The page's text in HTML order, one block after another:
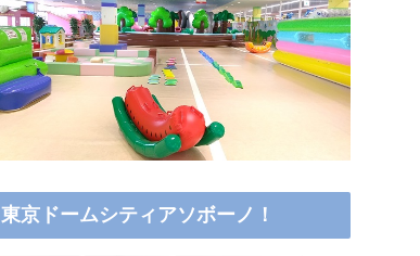
東京ドームシティアソボーノ！